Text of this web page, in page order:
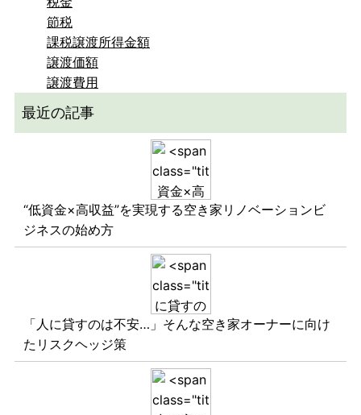
節税
課税譲渡所得金額
譲渡価額
譲渡費用
最近の記事
“低資金×高収益”を実現する空き家リノベーションビ
ジネスの始め方
「人に貸すのは不安…」そんな空き家オーナーに向け
たリスクヘッジ策